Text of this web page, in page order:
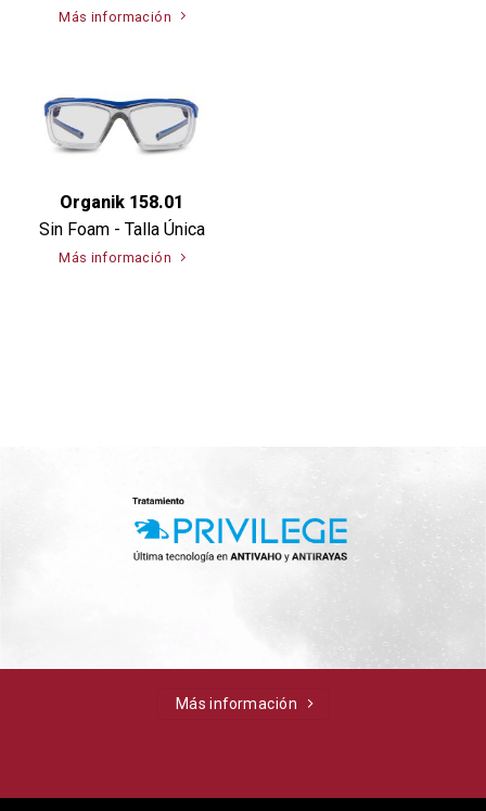
Más información
Organik 158.01
Sin Foam - Talla Única
Más información
Más información